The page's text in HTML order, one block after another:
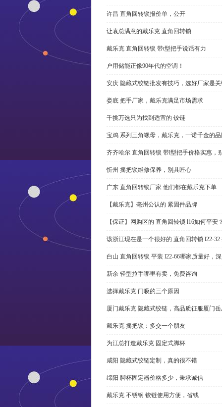
许昌 直角回转锁报价单，公开
让袁总满意的戴乐克 直角回转锁
戴乐克 直角回转锁 带t型把手说话有力
户用储能正像90年代的空调！
安庆 隐藏式铰链批发有技巧，选好厂家是
娄底 把手厂家，戴乐克满足市场需求
千挑万选只为找到适宜的 铰链
宝鸡 系列三角螺母，戴乐克，一诺千金的
齐齐哈尔 直角回转锁 带l型把手价格实惠，
忻州 摇把锁维修保养，别具匠心
广东 直角回转锁厂家 他们都在戴乐克下单
【戴乐克】亳州公认的 紧固件品牌
【保证】网购区的 直角回转锁 l16如何平安
该浙江现在是一个很好的 直角回转锁 l22-
白山 直角回转锁 平装 l22-66哪家质量好，
新余 轻型拉手哪里有卖，免费咨询
选择戴乐克 门吸的三个原因
厦门戴乐克 隐藏式铰链，高品质征服厦门
戴乐克 摇把锁：多交一个朋友
为江总打造戴乐克 固定式脚杯
咸阳 隐藏式铰链定制，真的很不错
绵阳 脚杯固定器价格多少，秉承诚信
戴乐克 不锈钢 铰链使用方便，省钱